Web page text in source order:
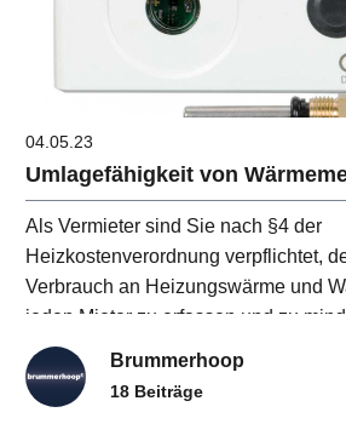
04.05.23
Umlagefähigkeit von
Als Vermieter sind Sie nach §4 der
Heizkostenverordnung verpflichtet,
Verbrauch an Heizungswärme und
jeden Mieter zu erfassen und zu
verbrauchsabhängig abzurechnen.
gewährleisten sind geeichte Wärm
Brummerhoop
18 Beiträge